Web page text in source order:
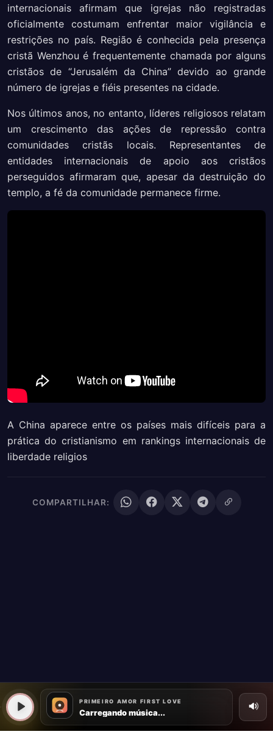
internacionais afirmam que igrejas não registradas
oficialmente costumam enfrentar maior vigilância e
restrições no país. Região é conhecida pela presença
cristã Wenzhou é frequentemente chamada por alguns
cristãos de “Jerusalém da China” devido ao grande
número de igrejas e fiéis presentes na cidade.
Nos últimos anos, no entanto, líderes religiosos relatam
um crescimento das ações de repressão contra
comunidades cristãs locais. Representantes de
entidades internacionais de apoio aos cristãos
perseguidos afirmaram que, apesar da destruição do
templo, a fé da comunidade permanece firme.
A China aparece entre os países mais difíceis para a
prática do cristianismo em rankings internacionais de
liberdade religios
COMPARTILHAR: